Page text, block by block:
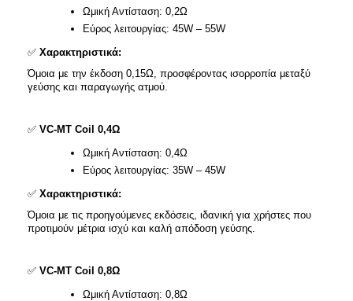
Ωμική Αντίσταση: 0,2Ω​
Εύρος λειτουργίας: 45W – 55W​
✅ Χαρακτηριστικά:
Όμοια με την έκδοση 0,15Ω, προσφέροντας ισορροπία μεταξύ
γεύσης και παραγωγής ατμού.​
✅ VC-MT Coil 0,4Ω
Ωμική Αντίσταση: 0,4Ω​
Εύρος λειτουργίας: 35W – 45W​
✅ Χαρακτηριστικά:
Όμοια με τις προηγούμενες εκδόσεις, ιδανική για χρήστες που
προτιμούν μέτρια ισχύ και καλή απόδοση γεύσης.​
✅ VC-MT Coil 0,8Ω
Ωμική Αντίσταση: 0,8Ω​